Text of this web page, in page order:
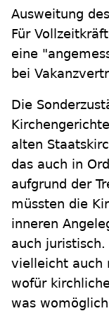
Ausweitung
Für
eine
bei
Die
alten
das auch in
aufgrund der
müssten die
inneren
auch
vielleicht auch
wofür
was